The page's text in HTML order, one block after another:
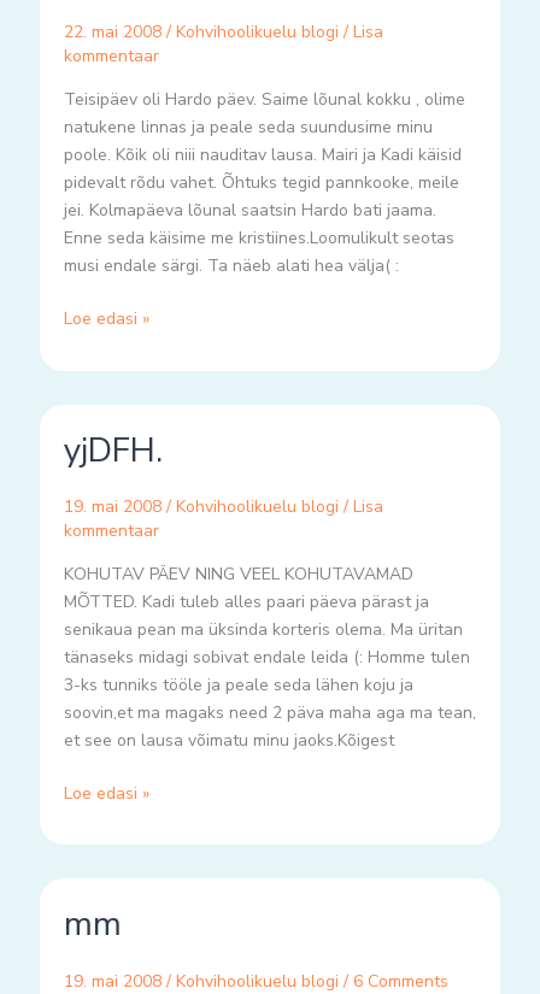
22. mai 2008 / Kohvihoolikuelu blogi / Lisa
kommentaar
Teisipäev oli Hardo päev. Saime lõunal kokku , olime
natukene linnas ja peale seda suundusime minu
poole. Kõik oli niii nauditav lausa. Mairi ja Kadi käisid
pidevalt rõdu vahet. Õhtuks tegid pannkooke, meile
jei. Kolmapäeva lõunal saatsin Hardo bati jaama.
Enne seda käisime me kristiines.Loomulikult seotas
musi endale särgi. Ta näeb alati hea välja( :
Loe edasi »
yjDFH.
19. mai 2008 / Kohvihoolikuelu blogi / Lisa
kommentaar
KOHUTAV PÄEV NING VEEL KOHUTAVAMAD
MÕTTED. Kadi tuleb alles paari päeva pärast ja
senikaua pean ma üksinda korteris olema. Ma üritan
tänaseks midagi sobivat endale leida (: Homme tulen
3-ks tunniks tööle ja peale seda lähen koju ja
soovin,et ma magaks need 2 päva maha aga ma tean,
et see on lausa võimatu minu jaoks.Kõigest
Loe edasi »
mm
19. mai 2008 / Kohvihoolikuelu blogi / 6 Comments